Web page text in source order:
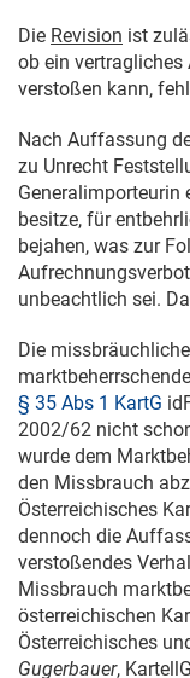
Die Revision ist
ob ein vertragliches
verstoßen kann,
Nach Auffassung
zu Unrecht
Generalimporteurin
besitze, für
bejahen, was zur
unbeachtlich sei.
Die
§ 35 Abs 1 KartG
2002/62 nicht
wurde dem
den Missbrauch
Österreichisches
dennoch die
verstoßendes
Missbrauch
österreichischen
Österreichisches
Gugerbauer,